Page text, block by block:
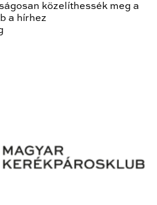
közelíthessék meg a
a hírhez